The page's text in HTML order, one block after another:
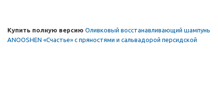
Купить полную версию Оливковый восстанавливающий шампунь
ANOOSHEN «Счастье» с пряностями и сальвадорой персидской